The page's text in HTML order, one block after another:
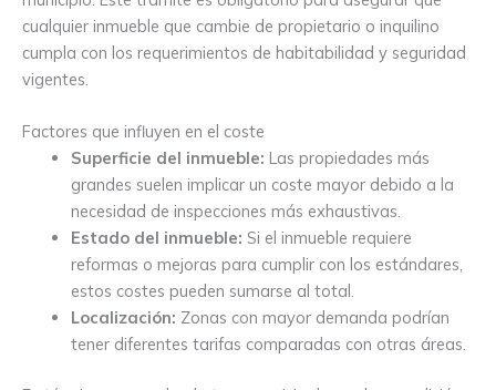
cualquier inmueble que cambie de propietario o inquilino
cumpla con los requerimientos de habitabilidad y seguridad
vigentes.
Factores que influyen en el coste
Superficie del inmueble: Las propiedades más
grandes suelen implicar un coste mayor debido a la
necesidad de inspecciones más exhaustivas.
Estado del inmueble: Si el inmueble requiere
reformas o mejoras para cumplir con los estándares,
estos costes pueden sumarse al total.
Localización: Zonas con mayor demanda podrían
tener diferentes tarifas comparadas con otras áreas.